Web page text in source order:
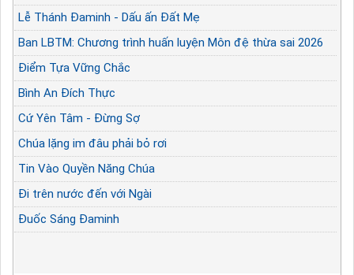
Lễ Thánh Đaminh - Dấu ấn Đất Mẹ
Ban LBTM: Chương trình huấn luyện Môn đệ thừa sai 2026
Điểm Tựa Vững Chắc
Bình An Đích Thực
Cứ Yên Tâm - Đừng Sợ
Chúa lặng im đâu phải bỏ rơi
Tin Vào Quyền Năng Chúa
Đi trên nước đến với Ngài
Đuốc Sáng Đaminh